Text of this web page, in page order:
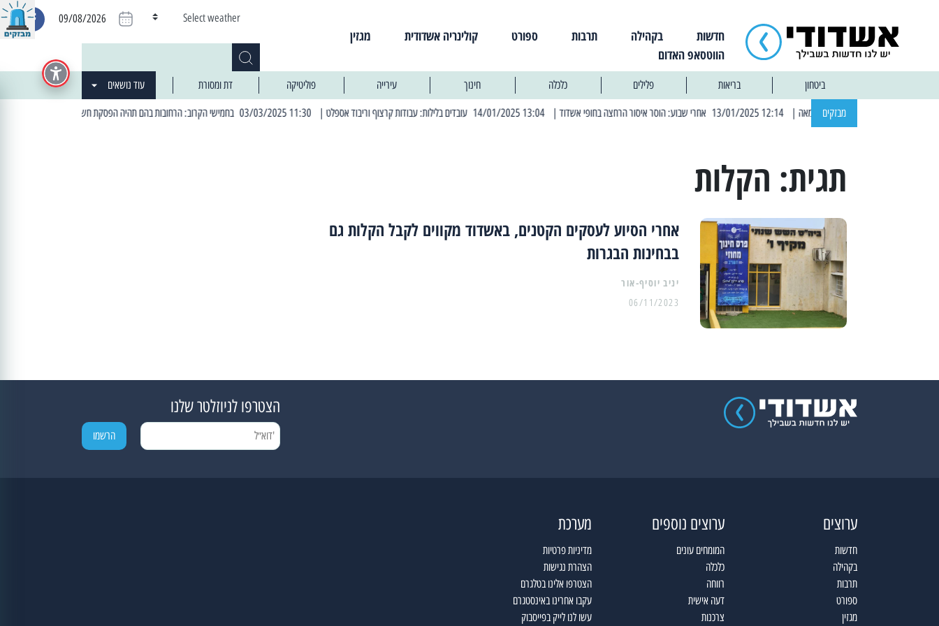
חדשות בקהילה תרבות ספורט קולינריה אשדודית
מגזין
הווטסאפ האדום
Select weather
09/08/2026
ביטחון בריאות פלילים כלכלה חינוך עירייה פוליטיקה דת ומסורת עוד נושאים
מבזקים | 12:14 13/01/2025 אחרי שבוע: הוסר איסור הרחצה בחופי אשדוד | 13:04 14/01/2025 עובדים בלילות: עבודות קרצוף וריבוד אספלט | 11:30 03/03/2025 בחמישי הקרוב: הרחובות בהם תהיה הפסקת חשמל יזומה
תגית: הקלות
אחרי הסיוע לעסקים הקטנים, באשדוד מקווים לקבל הקלות גם
בבחינות הבגרות
יניב יוסיף-אור
06/11/2023
הצטרפו לניוזלטר שלנו
ערוצים
חדשות
בקהילה
תרבות
ספורט
מגזין
ערוצים נוספים
המומחים עונים
כלכלה
רווחה
דעה אישית
צרכנות
מערכת
מדיניות פרטיות
הצהרת נגישות
הצטרפו אלינו בטלגרם
עקבו אחרינו באינסטגרם
עשו לנו לייק בפייסבוק